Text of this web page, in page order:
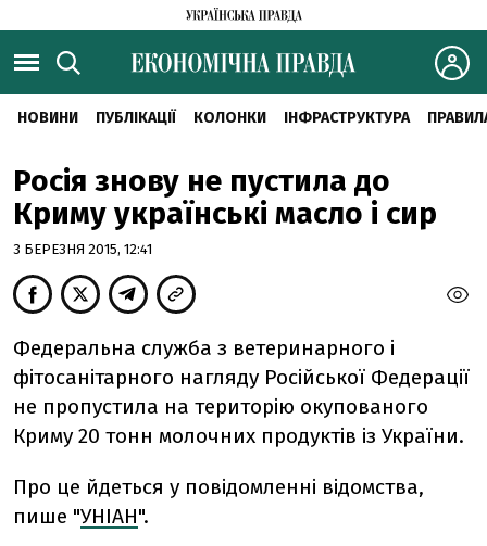
НОВИНИ ПУБЛІКАЦІЇ КОЛОНКИ ІНФРАСТРУКТУРА
Росія знову не пустила до
Криму українські масло і сир
3 БЕРЕЗНЯ 2015, 12:41
Федеральна служба з ветеринарного і
фітосанітарного нагляду Російської Федерації
не пропустила на територію окупованого
Криму 20 тонн молочних продуктів із України.
Про це йдеться у повідомленні відомства,
пише "УНІАН".